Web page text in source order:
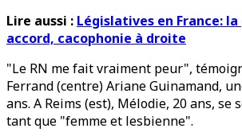
Lire aussi : Législatives en France: la
accord, cacophonie à droite
"Le RN me fait vraiment peur",
Ferrand (centre) Ariane Guinamand,
ans. A Reims (est), Mélodie, 20 ans, se
tant que "femme et lesbienne".